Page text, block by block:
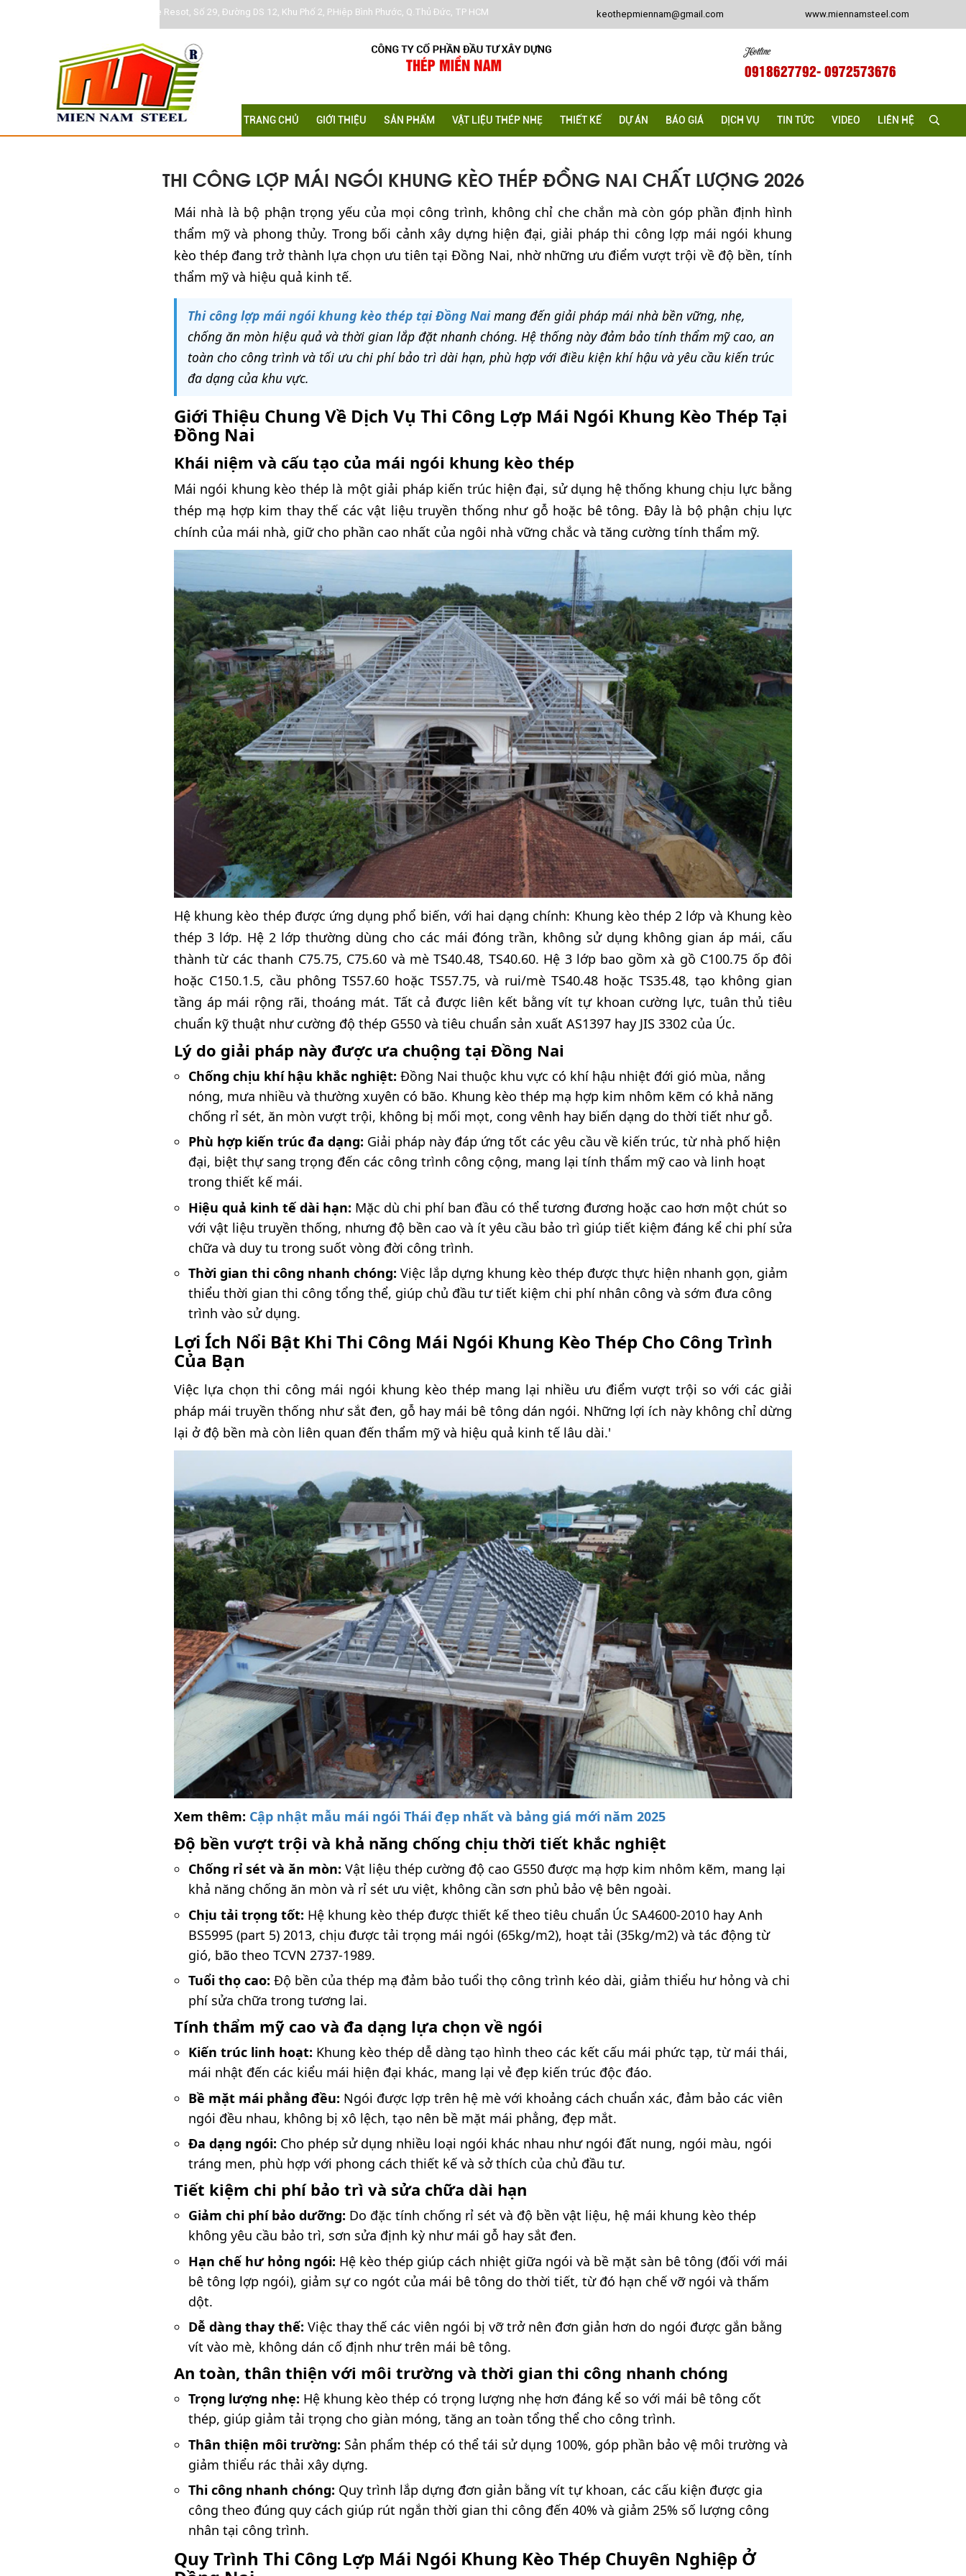
Khu DC Jamona Home Resot, Số 29, Đường DS 12, Khu Phố 2, P.Hiệp Bình Phước, Q.Thủ Đức, TP HCM keothepmiennam@gmail.com www.miennamsteel.com
Hotline
0918627792- 0972573676
TRANG CHỦ GIỚI THIỆU SẢN PHẨM VẬT LIỆU THÉP NHẸ THIẾT KẾ DỰ ÁN BÁO GIÁ DỊCH VỤ TIN TỨC VIDEO LIÊN HỆ
THI CÔNG LỢP MÁI NGÓI KHUNG KÈO THÉP ĐỒNG NAI CHẤT LƯỢNG 2026
Mái nhà là bộ phận trọng yếu của mọi công trình, không chỉ che chắn mà còn góp phần định hình
thẩm mỹ và phong thủy. Trong bối cảnh xây dựng hiện đại, giải pháp thi công lợp mái ngói khung
kèo thép đang trở thành lựa chọn ưu tiên tại Đồng Nai, nhờ những ưu điểm vượt trội về độ bền, tính
thẩm mỹ và hiệu quả kinh tế.
Thi công lợp mái ngói khung kèo thép tại Đồng Naimang đến giải pháp mái nhà bền vững, nhẹ,
chống ăn mòn hiệu quả và thời gian lắp đặt nhanh chóng. Hệ thống này đảm bảo tính thẩm mỹ cao, an
toàn cho công trình và tối ưu chi phí bảo trì dài hạn, phù hợp với điều kiện khí hậu và yêu cầu kiến trúc
đa dạng của khu vực.
Giới Thiệu Chung Về Dịch Vụ Thi Công Lợp Mái Ngói Khung Kèo Thép Tại
Đồng Nai
Khái niệm và cấu tạo của mái ngói khung kèo thép
Mái ngói khung kèo thép là một giải pháp kiến trúc hiện đại, sử dụng hệ thống khung chịu lực bằng
thép mạ hợp kim thay thế các vật liệu truyền thống như gỗ hoặc bê tông. Đây là bộ phận chịu lực
chính của mái nhà, giữ cho phần cao nhất của ngôi nhà vững chắc và tăng cường tính thẩm mỹ.
Hệ khung kèo thép được ứng dụng phổ biến, với hai dạng chính: Khung kèo thép 2 lớp và Khung kèo
thép 3 lớp. Hệ 2 lớp thường dùng cho các mái đóng trần, không sử dụng không gian áp mái, cấu
thành từ các thanh C75.75, C75.60 và mè TS40.48, TS40.60. Hệ 3 lớp bao gồm xà gồ C100.75 ốp đôi
hoặc C150.1.5, cầu phông TS57.60 hoặc TS57.75, và rui/mè TS40.48 hoặc TS35.48, tạo không gian
tầng áp mái rộng rãi, thoáng mát. Tất cả được liên kết bằng vít tự khoan cường lực, tuân thủ tiêu
chuẩn kỹ thuật như cường độ thép G550 và tiêu chuẩn sản xuất AS1397 hay JIS 3302 của Úc.
Lý do giải pháp này được ưa chuộng tại Đồng Nai
Chống chịu khí hậu khắc nghiệt: Đồng Nai thuộc khu vực có khí hậu nhiệt đới gió mùa, nắng
nóng, mưa nhiều và thường xuyên có bão. Khung kèo thép mạ hợp kim nhôm kẽm có khả năng
chống rỉ sét, ăn mòn vượt trội, không bị mối mọt, cong vênh hay biến dạng do thời tiết như gỗ.
Phù hợp kiến trúc đa dạng: Giải pháp này đáp ứng tốt các yêu cầu về kiến trúc, từ nhà phố hiện
đại, biệt thự sang trọng đến các công trình công cộng, mang lại tính thẩm mỹ cao và linh hoạt
trong thiết kế mái.
Hiệu quả kinh tế dài hạn: Mặc dù chi phí ban đầu có thể tương đương hoặc cao hơn một chút so
với vật liệu truyền thống, nhưng độ bền cao và ít yêu cầu bảo trì giúp tiết kiệm đáng kể chi phí sửa
chữa và duy tu trong suốt vòng đời công trình.
Thời gian thi công nhanh chóng: Việc lắp dựng khung kèo thép được thực hiện nhanh gọn, giảm
thiểu thời gian thi công tổng thể, giúp chủ đầu tư tiết kiệm chi phí nhân công và sớm đưa công
trình vào sử dụng.
Lợi Ích Nổi Bật Khi Thi Công Mái Ngói Khung Kèo Thép Cho Công Trình
Của Bạn
Việc lựa chọn thi công mái ngói khung kèo thép mang lại nhiều ưu điểm vượt trội so với các giải
pháp mái truyền thống như sắt đen, gỗ hay mái bê tông dán ngói. Những lợi ích này không chỉ dừng
lại ở độ bền mà còn liên quan đến thẩm mỹ và hiệu quả kinh tế lâu dài.'
Xem thêm: Cập nhật mẫu mái ngói Thái đẹp nhất và bảng giá mới năm 2025
Độ bền vượt trội và khả năng chống chịu thời tiết khắc nghiệt
Chống rỉ sét và ăn mòn: Vật liệu thép cường độ cao G550 được mạ hợp kim nhôm kẽm, mang lại
khả năng chống ăn mòn và rỉ sét ưu việt, không cần sơn phủ bảo vệ bên ngoài.
Chịu tải trọng tốt: Hệ khung kèo thép được thiết kế theo tiêu chuẩn Úc SA4600-2010 hay Anh
BS5995 (part 5) 2013, chịu được tải trọng mái ngói (65kg/m2), hoạt tải (35kg/m2) và tác động từ
gió, bão theo TCVN 2737-1989.
Tuổi thọ cao: Độ bền của thép mạ đảm bảo tuổi thọ công trình kéo dài, giảm thiểu hư hỏng và chi
phí sửa chữa trong tương lai.
Tính thẩm mỹ cao và đa dạng lựa chọn về ngói
Kiến trúc linh hoạt: Khung kèo thép dễ dàng tạo hình theo các kết cấu mái phức tạp, từ mái thái,
mái nhật đến các kiểu mái hiện đại khác, mang lại vẻ đẹp kiến trúc độc đáo.
Bề mặt mái phẳng đều: Ngói được lợp trên hệ mè với khoảng cách chuẩn xác, đảm bảo các viên
ngói đều nhau, không bị xô lệch, tạo nên bề mặt mái phẳng, đẹp mắt.
Đa dạng ngói: Cho phép sử dụng nhiều loại ngói khác nhau như ngói đất nung, ngói màu, ngói
tráng men, phù hợp với phong cách thiết kế và sở thích của chủ đầu tư.
Tiết kiệm chi phí bảo trì và sửa chữa dài hạn
Giảm chi phí bảo dưỡng: Do đặc tính chống rỉ sét và độ bền vật liệu, hệ mái khung kèo thép
không yêu cầu bảo trì, sơn sửa định kỳ như mái gỗ hay sắt đen.
Hạn chế hư hỏng ngói: Hệ kèo thép giúp cách nhiệt giữa ngói và bề mặt sàn bê tông (đối với mái
bê tông lợp ngói), giảm sự co ngót của mái bê tông do thời tiết, từ đó hạn chế vỡ ngói và thấm
dột.
Dễ dàng thay thế: Việc thay thế các viên ngói bị vỡ trở nên đơn giản hơn do ngói được gắn bằng
vít vào mè, không dán cố định như trên mái bê tông.
An toàn, thân thiện với môi trường và thời gian thi công nhanh chóng
Trọng lượng nhẹ: Hệ khung kèo thép có trọng lượng nhẹ hơn đáng kể so với mái bê tông cốt
thép, giúp giảm tải trọng cho giàn móng, tăng an toàn tổng thể cho công trình.
Thân thiện môi trường: Sản phẩm thép có thể tái sử dụng 100%, góp phần bảo vệ môi trường và
giảm thiểu rác thải xây dựng.
Thi công nhanh chóng: Quy trình lắp dựng đơn giản bằng vít tự khoan, các cấu kiện được gia
công theo đúng quy cách giúp rút ngắn thời gian thi công đến 40% và giảm 25% số lượng công
nhân tại công trình.
Quy Trình Thi Công Lợp Mái Ngói Khung Kèo Thép Chuyên Nghiệp Ở